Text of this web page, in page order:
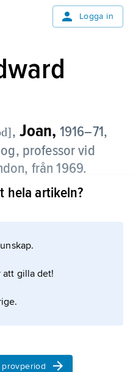
Logga in
, Joan, 1916–71,
professor vid
från 1969.
100 företag i South
att det inte finns ett
av
hela artikeln?
att gilla det!
provperiod